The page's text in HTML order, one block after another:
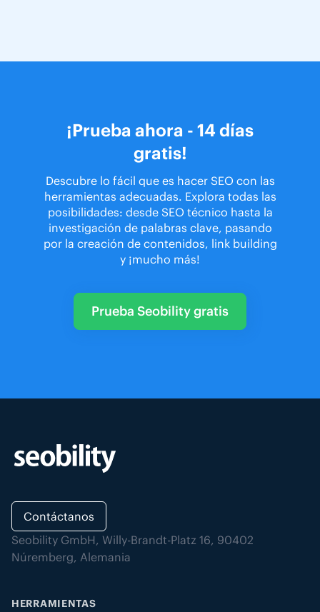
¡Prueba ahora - 14 días
gratis!
Descubre lo fácil que es hacer SEO con las
herramientas adecuadas. Explora todas las
posibilidades: desde SEO técnico hasta la
investigación de palabras clave, pasando
por la creación de contenidos, link building
y ¡mucho más!
Prueba Seobility gratis
Contáctanos
Seobility GmbH, Willy-Brandt-Platz 16, 90402
Núremberg, Alemania
HERRAMIENTAS